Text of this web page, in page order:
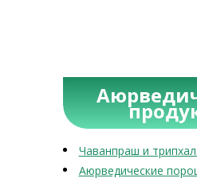
Чаванпраш и
Аюрведические